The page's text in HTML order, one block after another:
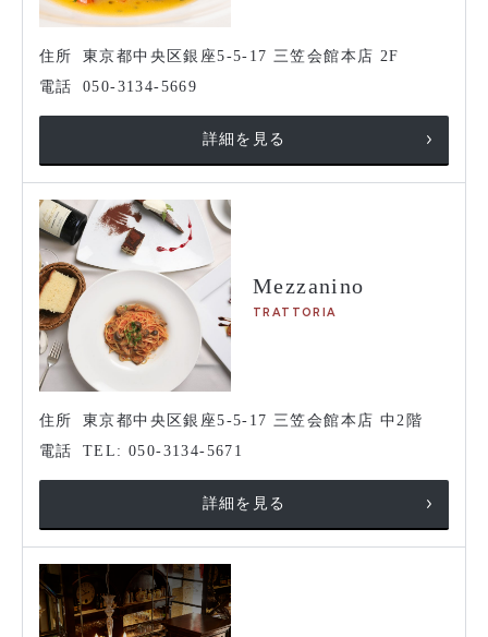
住所
東京都中央区銀座5-5-17 三笠会館本店 2F
電話
050-3134-5669
詳細を見る
Mezzanino
TRATTORIA
住所
東京都中央区銀座5-5-17 三笠会館本店 中2階
電話
TEL: 050-3134-5671
詳細を見る